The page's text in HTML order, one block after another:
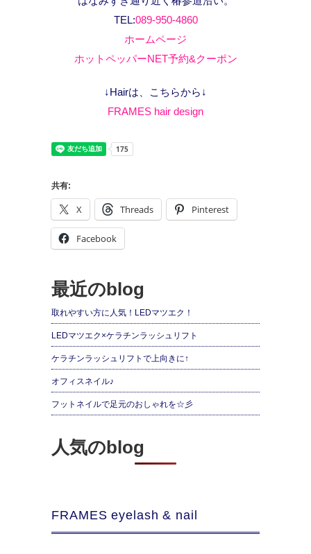
TEL:089-950-4860
ホームページ
ホットペッパーNET予約&クーポン
↓Hairは、こちらから↓
FRAMES hair design
共有:
X Threads Pinterest
Facebook
最近のblog
取れやすい方に人気！LEDマツエク！
LEDマツエク×ケラチンラッシュリフト
ケラチンラッシュリフトで上向きに↑
オフィスネイル♪
フットネイルで足元のおしゃれを☆彡
人気のblog
FRAMES eyelash & nail